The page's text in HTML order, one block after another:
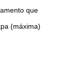
que
(máxima)